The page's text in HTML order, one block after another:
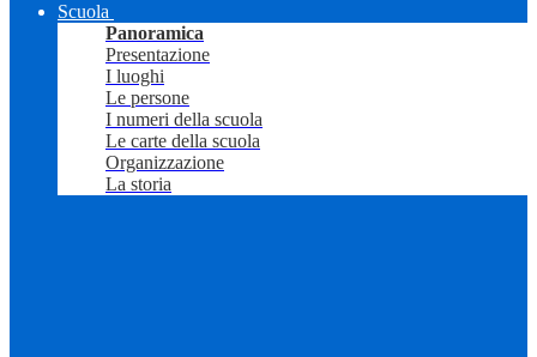
Scuola
Panoramica
Presentazione
I luoghi
Le persone
I numeri della scuola
Le carte della scuola
Organizzazione
La storia